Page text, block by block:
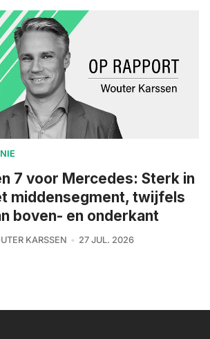
7 voor Mercedes: Sterk in
middensegment, twijfels
boven- en onderkant
KARSSEN 27 JUL. 2026